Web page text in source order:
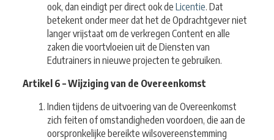
ook, dan eindigt per direct ook de Licentie. Dat
betekent onder meer dat het de Opdrachtgever niet
langer vrijstaat om de verkregen Content en alle
zaken die voortvloeien uit de Diensten van
Edutrainers in nieuwe projecten te gebruiken.
Artikel 6 – Wijziging van de Overeenkomst
Indien tijdens de uitvoering van de Overeenkomst
zich feiten of omstandigheden voordoen, die aan de
oorspronkelijke bereikte wilsovereenstemming